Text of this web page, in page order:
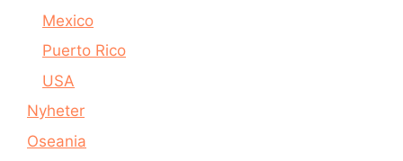
Mexico
Puerto Rico
USA
Nyheter
Oseania